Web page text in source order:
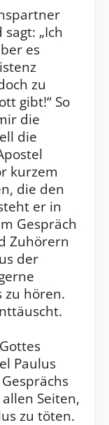
„Ich
es
zu
gibt!“ So
die
die
kurzem
die den
er in
Gespräch
Zuhörern
der
zu hören.
Paulus
Seiten,
zu töten.